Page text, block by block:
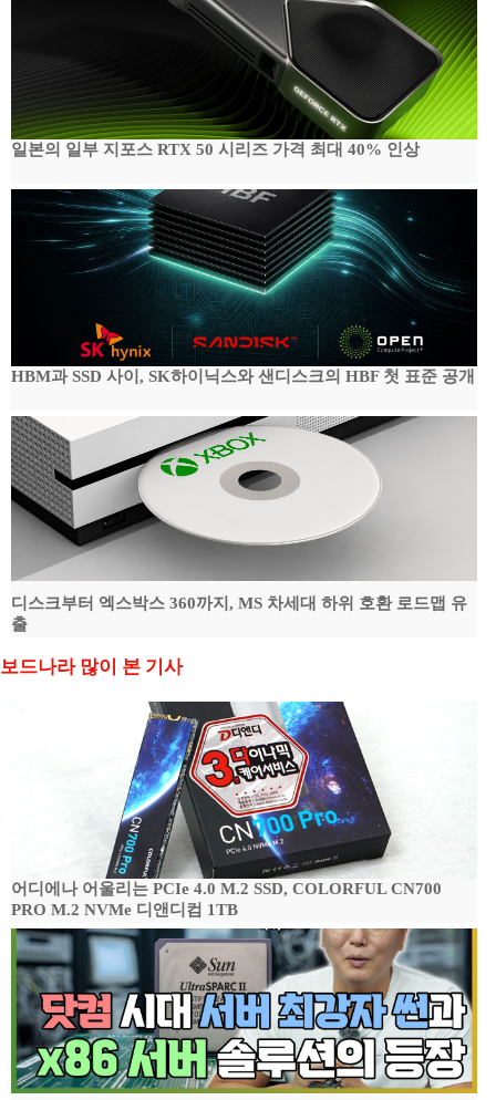
일본의 일부 지포스 RTX 50 시리즈 가격 최대 40% 인상
HBM과 SSD 사이, SK하이닉스와 샌디스크의 HBF 첫 표준 공개
디스크부터 엑스박스 360까지, MS 차세대 하위 호환 로드맵 유
출
보드나라 많이 본 기사
어디에나 어울리는 PCIe 4.0 M.2 SSD, COLORFUL CN700
PRO M.2 NVMe 디앤디컴 1TB